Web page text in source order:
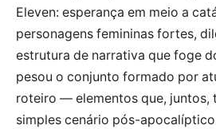
Eleven: esperança em meio a
personagens femininas fortes,
estrutura de narrativa que foge
pesou o conjunto formado por
roteiro — elementos que, juntos,
simples cenário pós-